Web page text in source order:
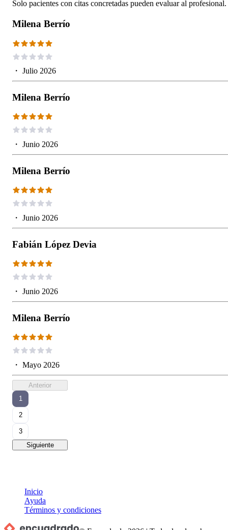
Solo pacientes con citas concretadas pueden evaluar al profesional.
Milena Berrío
・ Julio 2026
Milena Berrío
・ Junio 2026
Milena Berrío
・ Junio 2026
Fabián López Devia
・ Junio 2026
Milena Berrío
・ Mayo 2026
Anterior
1
2
3
Siguiente
Inicio
Ayuda
Términos y condiciones